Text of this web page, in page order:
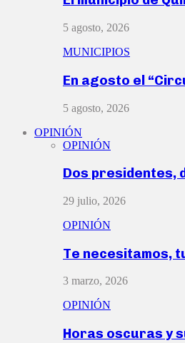
5 agosto, 2026
MUNICIPIOS
En agosto el
5 agosto, 2026
OPINIÓN
OPINIÓN
Dos presidentes,
29 julio, 2026
OPINIÓN
Te necesitamos,
3 marzo, 2026
OPINIÓN
Horas oscuras y